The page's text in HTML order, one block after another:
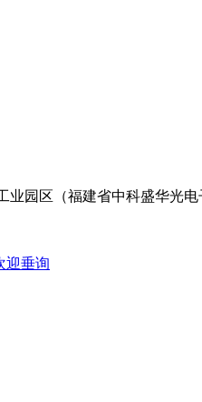
园区（福建省中科盛华光电
迎垂询